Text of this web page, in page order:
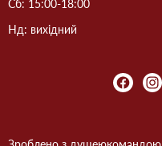
Сб: 15:00-18:00
Нд: вихідний